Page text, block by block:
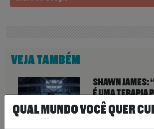
VEJA TAMBÉM
SHAWN JAMES:
É UMA TERAPIA
TAMBÉM PARA
QUAL MUNDO VOCÊ QUER